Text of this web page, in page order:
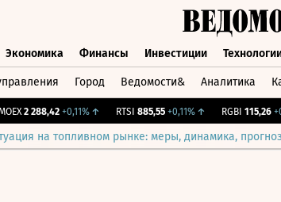
Экономика Финансы Инвестиции
Город Ведомости& Аналитика
2 288,42 +0,11%↑ RTSI 885,55 +0,11%↑ RGBI 115,26
на топливном рынке: меры, динамика,